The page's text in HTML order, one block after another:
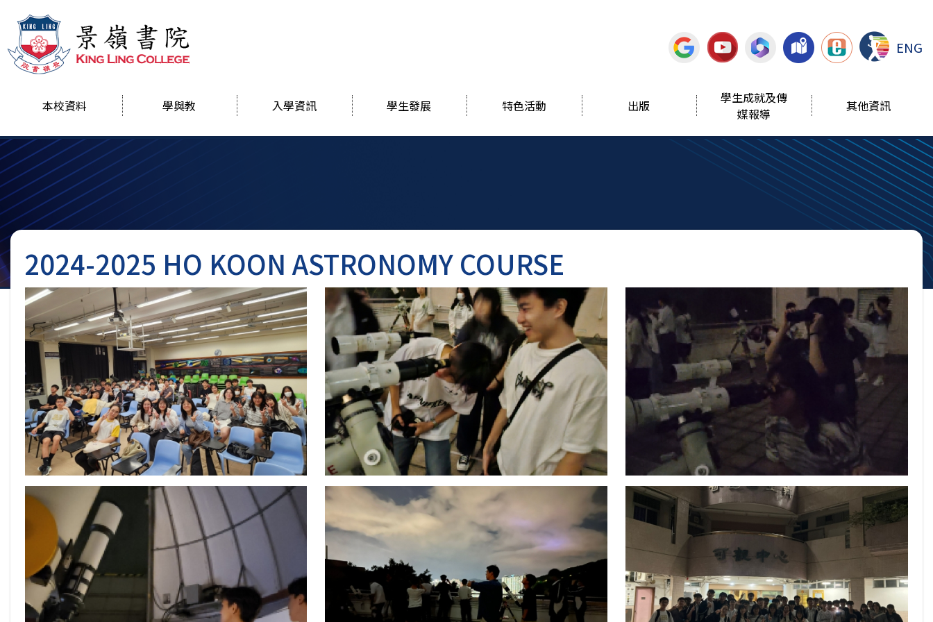
ENG
本校資料 學與教 入學資訊 學生發展 特色活動 出版
學生成就及傳
媒報導
其他資訊
2024-2025 HO KOON ASTRONOMY COURSE